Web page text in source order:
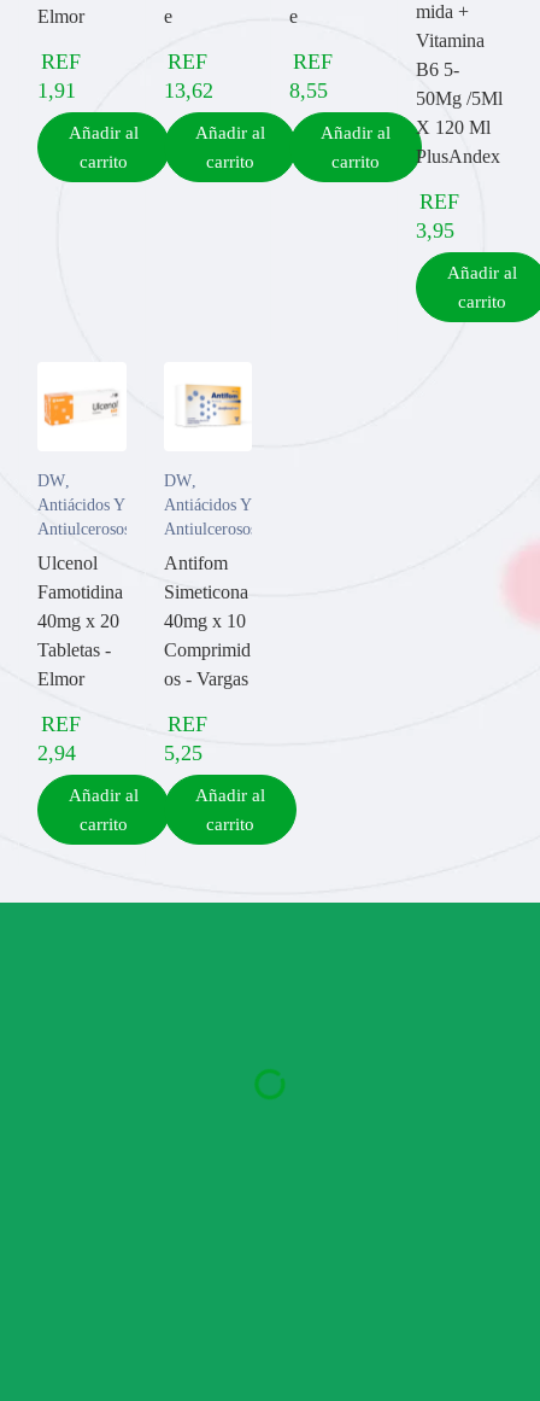
Elmor
REF
1,91
Añadir al
carrito
e
REF
13,62
Añadir al
carrito
e
REF
8,55
Añadir al
carrito
mida +
Vitamina
B6 5-
50Mg /5Ml
X 120 Ml
PlusAndex
REF
3,95
Añadir al
carrito
DW
Antiácidos Y
Antiulcerosos
Ulcenol
Famotidina
40mg x 20
Tabletas -
Elmor
REF
2,94
Añadir al
carrito
DW,
Antiácidos Y
Antiulcerosos
Antifom
Simeticona
40mg x 10
Comprimid
os - Vargas
REF
5,25
Añadir al
carrito